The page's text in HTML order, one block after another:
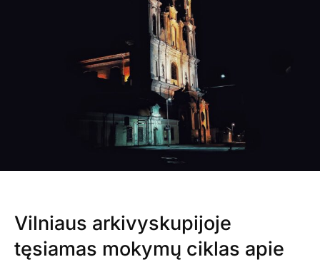
Vilniaus arkivyskupijoje
tęsiamas mokymų ciklas apie